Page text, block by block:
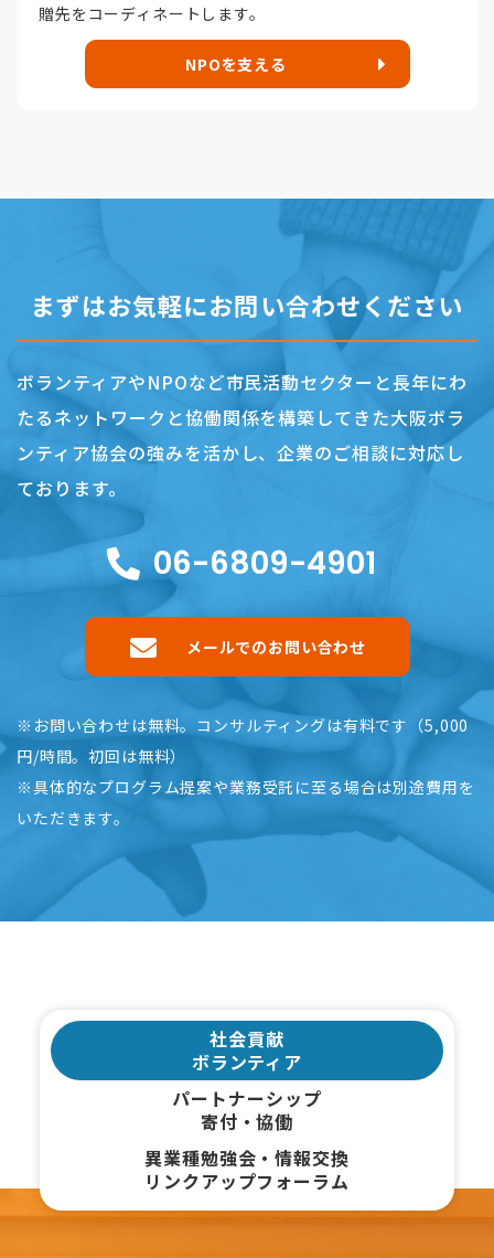
贈先をコーディネートします。
NPOを支える
まずはお気軽にお問い合わせください
ボランティアやNPOなど市民活動セクターと長年にわ
たるネットワークと協働関係を構築してきた大阪ボラ
ンティア協会の強みを活かし、企業のご相談に対応し
ております。
06-6809-4901
メールでのお問い合わせ
※お問い合わせは無料。コンサルティングは有料です（5,000
円/時間。初回は無料）
※具体的なプログラム提案や業務受託に至る場合は別途費用を
いただきます。
社会貢献
ボランティア
パートナーシップ
寄付・協働
異業種勉強会・情報交換
リンクアップフォーラム